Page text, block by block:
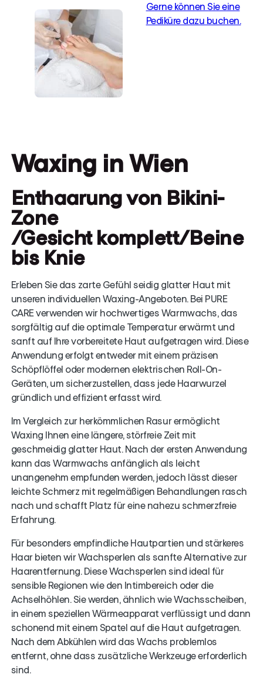
Waxing in Wien
Enthaarung von Bikini-
Zone
/Gesicht komplett/Beine
bis Knie
Erleben Sie das zarte Gefühl seidig glatter Haut mit
unseren individuellen Waxing-Angeboten. Bei PURE
CARE verwenden wir hochwertiges Warmwachs, das
sorgfältig auf die optimale Temperatur erwärmt und
sanft auf Ihre vorbereitete Haut aufgetragen wird. Diese
Anwendung erfolgt entweder mit einem präzisen
Schöpflöffel oder modernen elektrischen Roll-On-
Geräten, um sicherzustellen, dass jede Haarwurzel
gründlich und effizient erfasst wird.
Im Vergleich zur herkömmlichen Rasur ermöglicht
Waxing Ihnen eine längere, störfreie Zeit mit
geschmeidig glatter Haut. Nach der ersten Anwendung
kann das Warmwachs anfänglich als leicht
unangenehm empfunden werden, jedoch lässt dieser
leichte Schmerz mit regelmäßigen Behandlungen rasch
nach und schafft Platz für eine nahezu schmerzfreie
Erfahrung.
Für besonders empfindliche Hautpartien und stärkeres
Haar bieten wir Wachsperlen als sanfte Alternative zur
Haarentfernung. Diese Wachsperlen sind ideal für
sensible Regionen wie den Intimbereich oder die
Achselhöhlen. Sie werden, ähnlich wie Wachsscheiben,
in einem speziellen Wärmeapparat verflüssigt und dann
schonend mit einem Spatel auf die Haut aufgetragen.
Nach dem Abkühlen wird das Wachs problemlos
entfernt, ohne dass zusätzliche Werkzeuge erforderlich
sind.
Gerne können Sie eine
Pediküre dazu buchen.